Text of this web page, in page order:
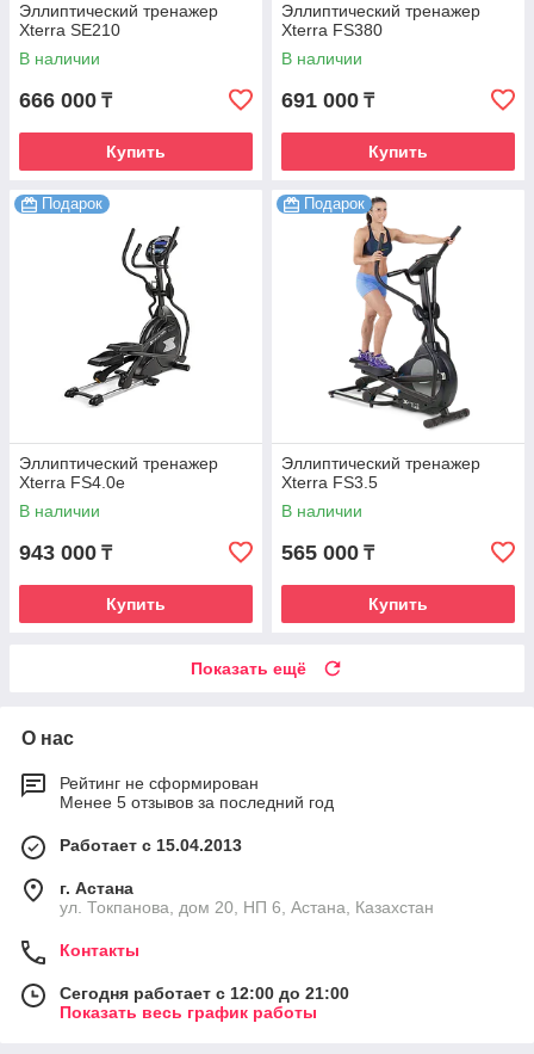
Эллиптический тренажер
Xterra SE210
В наличии
666 000 ₸
Купить
Эллиптический тренажер
Xterra FS380
В наличии
691 000 ₸
Купить
Подарок
Эллиптический тренажер
Xterra FS4.0е
В наличии
943 000 ₸
Купить
Подарок
Эллиптический тренажер
Xterra FS3.5
В наличии
565 000 ₸
Купить
Показать ещё
О нас
Рейтинг не сформирован
Менее 5 отзывов за последний год
Работает с 15.04.2013
г. Астана
ул. Токпанова, дом 20, НП 6, Астана, Казахстан
Контакты
Сегодня работает с 12:00 до 21:00
Показать весь график работы